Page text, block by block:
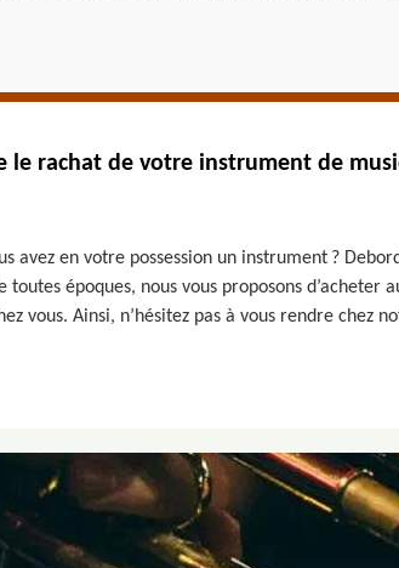
le rachat de votre instrument de
avez en votre possession un instrument ?
époques, nous vous proposons
vous. Ainsi, n’hésitez pas à vous rendre